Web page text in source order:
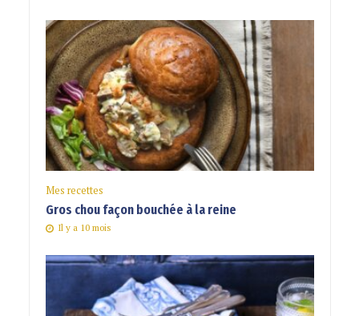
Mes recettes
Gros chou façon bouchée à la reine
Il y a 10 mois